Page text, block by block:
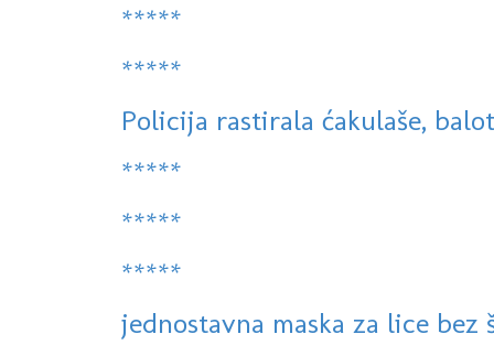
*****
*****
Policija rastirala ćakulaše,
*****
*****
*****
jednostavna maska za lice bez